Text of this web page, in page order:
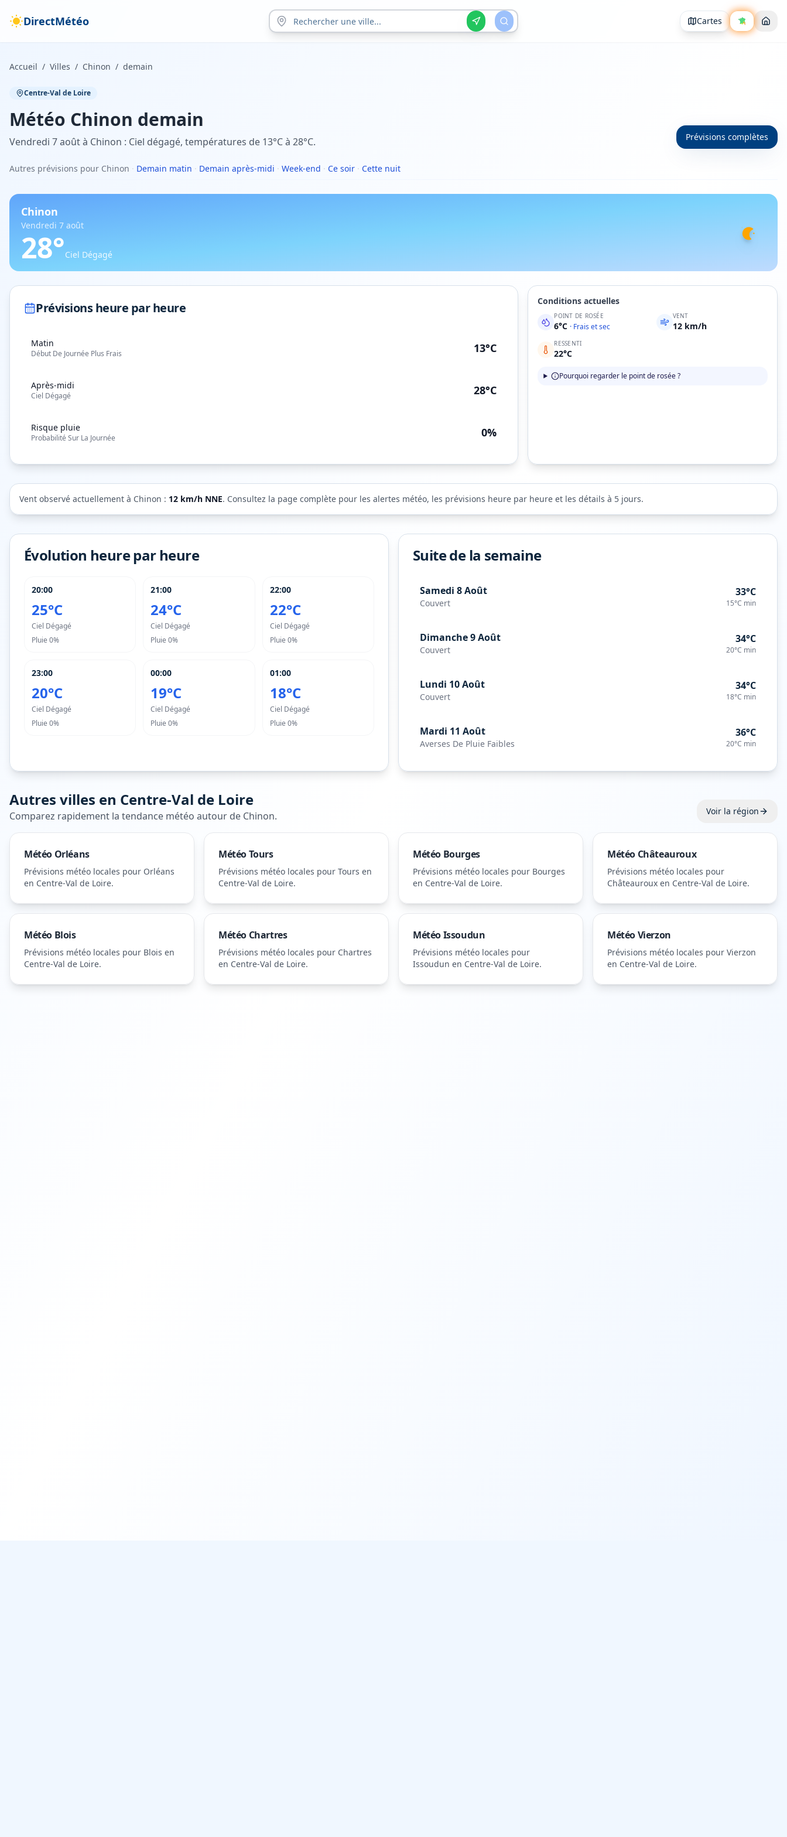
DirectMétéo Cartes
Accueil / Villes / Chinon / demain
Centre-Val de Loire
Météo Chinon demain
Vendredi 7 août à Chinon : Ciel dégagé, températures de 13°C à 28°C. Prévisions complètes
Autres prévisions pour Chinon · Demain matin · Demain après-midi · Week-end · Ce soir · Cette nuit
Chinon
Vendredi 7 août
28°Ciel Dégagé
Prévisions heure par heure
Matin
Début De Journée Plus Frais 13°C
Après-midi
Ciel Dégagé 28°C
Risque pluie
Probabilité Sur La Journée 0%
Conditions actuelles
POINT DE ROSÉE
6°C · Frais et sec
VENT
12km/h
RESSENTI
22°C
Pourquoi regarder le point de rosée ?
Vent observé actuellement à Chinon : 12 km/h NNE. Consultez la page complète pour les alertes météo, les prévisions heure par heure et les détails à 5 jours.
Évolution heure par heure
20:00
25°C
Ciel Dégagé
Pluie 0%
21:00
24°C
Ciel Dégagé
Pluie0%
22:00
22°C
Ciel Dégagé
Pluie 0%
23:00
20°C
Ciel Dégagé
Pluie 0%
00:00
19°C
Ciel Dégagé
Pluie0%
01:00
18°C
Ciel Dégagé
Pluie 0%
Suite de la semaine
Samedi 8 Août
Couvert
33°C
15°C min
Dimanche 9 Août
Couvert
34°C
20°C min
Lundi 10 Août
Couvert
34°C
18°C min
Mardi 11 Août
Averses De Pluie Faibles
36°C
20°C min
Autres villes en Centre-Val de Loire
Comparez rapidement la tendance météo autour de Chinon. Voir la région
Météo Orléans
Prévisions météo locales pour Orléans
en Centre-Val de Loire.
MétéoTours
Prévisions météo locales pour Tours en
Centre-Val de Loire.
Météo Bourges
Prévisions météo locales pour Bourges
en Centre-Val de Loire.
Météo Châteauroux
Prévisions météo locales pour
Châteauroux en Centre-Val de Loire.
Météo Blois
Prévisions météo locales pour Blois en
Centre-Val de Loire.
Météo Chartres
Prévisions météo locales pour Chartres
en Centre-Val de Loire.
MétéoIssoudun
Prévisions météo locales pour
Issoudun en Centre-Val de Loire.
MétéoVierzon
Prévisions météo locales pour Vierzon
en Centre-Val de Loire.